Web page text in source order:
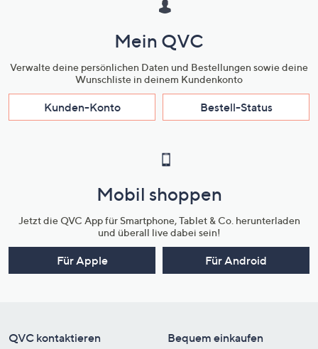
Mein QVC
Verwalte deine persönlichen Daten und Bestellungen sowie deine
Wunschliste in deinem Kundenkonto
Kunden-Konto Bestell-Status
Mobil shoppen
Jetzt die QVC App für Smartphone, Tablet & Co. herunterladen
und überall live dabei sein!
Für Apple Für Android
QVC kontaktieren Bequem einkaufen